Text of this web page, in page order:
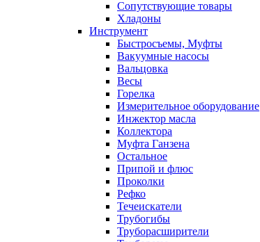
Сопутствующие товары
Хладоны
Инструмент
Быстросъемы, Муфты
Вакуумные насосы
Вальцовка
Весы
Горелка
Измерительное оборудование
Инжектор масла
Коллектора
Муфта Ганзена
Остальное
Припой и флюс
Проколки
Рефко
Течеискатели
Трубогибы
Труборасширители